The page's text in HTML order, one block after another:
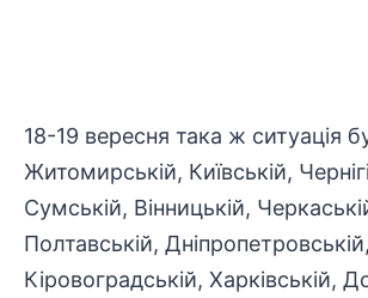
18-19 вересня така ж ситуація
Житомирській, Київській,
Сумській, Вінницькій,
Полтавській, Дніпропетровській,
Кіровоградській, Харківській,